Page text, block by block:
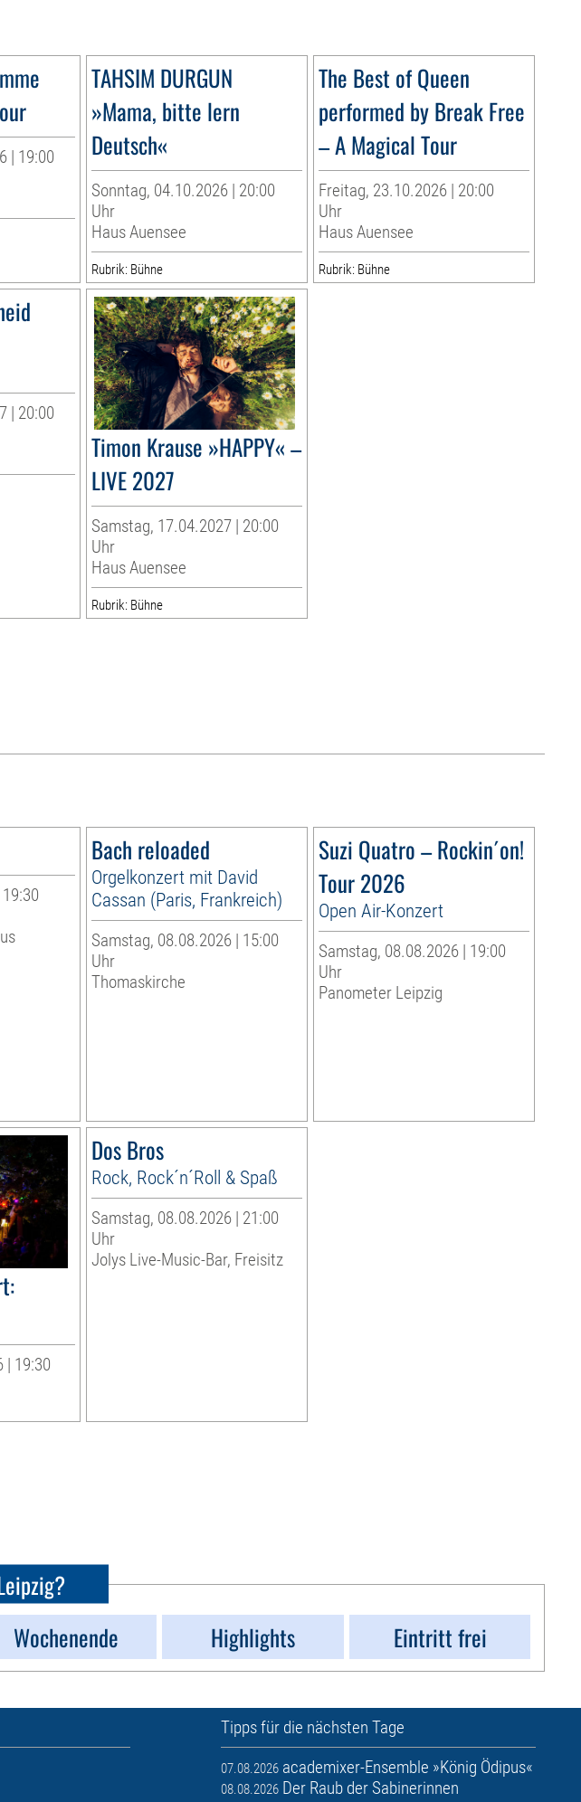
| 19:00
TAHSIM DURGUN
»Mama, bitte lern
Deutsch«
Sonntag, 04.10.2026 | 20:00
Uhr
Haus Auensee
Rubrik: Bühne
The Best of Queen
performed by Break Free
– A Magical Tour
Freitag, 23.10.2026 | 20:00
Uhr
Haus Auensee
Rubrik: Bühne
| 20:00
Timon Krause »HAPPY« –
LIVE 2027
Samstag, 17.04.2027 | 20:00
Uhr
Haus Auensee
Rubrik: Bühne
Bach reloaded
Orgelkonzert mit David
Cassan (Paris, Frankreich)
Samstag, 08.08.2026 | 15:00
Uhr
Thomaskirche
Suzi Quatro – Rockin´on!
Tour 2026
Open Air-Konzert
Samstag, 08.08.2026 | 19:00
Uhr
Panometer Leipzig
| 19:30
Dos Bros
Rock, Rock´n´Roll & Spaß
Samstag, 08.08.2026 | 21:00
Uhr
Jolys Live-Music-Bar, Freisitz
Wochenende Highlights Eintritt frei
Tipps für die nächsten Tage
07.08.2026 academixer-Ensemble »König Ödipus«
08.08.2026 Der Raub der Sabinerinnen